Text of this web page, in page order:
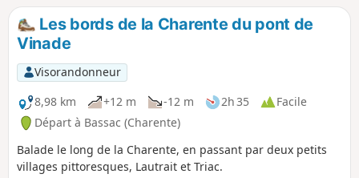
Les bords de la Charente du pont de
Vinade
Visorandonneur
8,98 km
+12 m -12 m 2h 35
Facile
Départ à Bassac (Charente)
Balade le long de la Charente, en passant par deux petits
villages pittoresques, Lautrait et Triac.